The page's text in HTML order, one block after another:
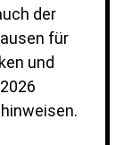
der
für
und